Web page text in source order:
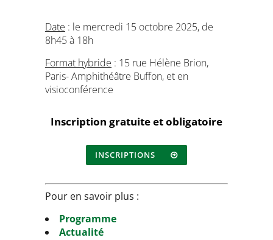
Date : le mercredi 15 octobre 2025, de
8h45 à 18h
Format hybride : 15 rue Hélène Brion,
Paris- Amphithéâtre Buffon, et en
visioconférence
Inscription gratuite et obligatoire
INSCRIPTIONS
Pour en savoir plus :
Programme
Actualité